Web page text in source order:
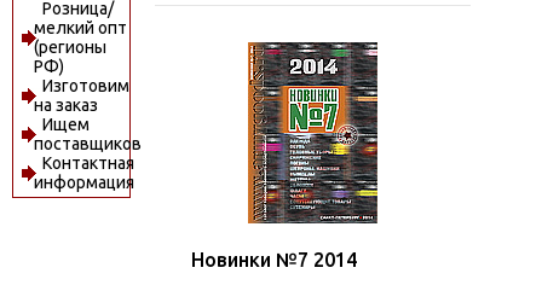
Розница/
мелкий опт
(регионы
РФ)
Изготовим
на заказ
Ищем
поставщиков
Контактная
информация
Новинки №7 2014